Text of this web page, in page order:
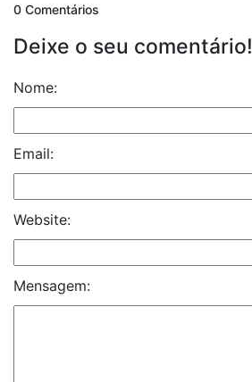
0 Comentários
Deixe o seu comentário!
Nome:
Email:
Website:
Mensagem: